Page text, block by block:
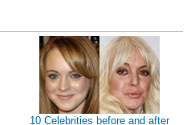
10 Celebrities before and after